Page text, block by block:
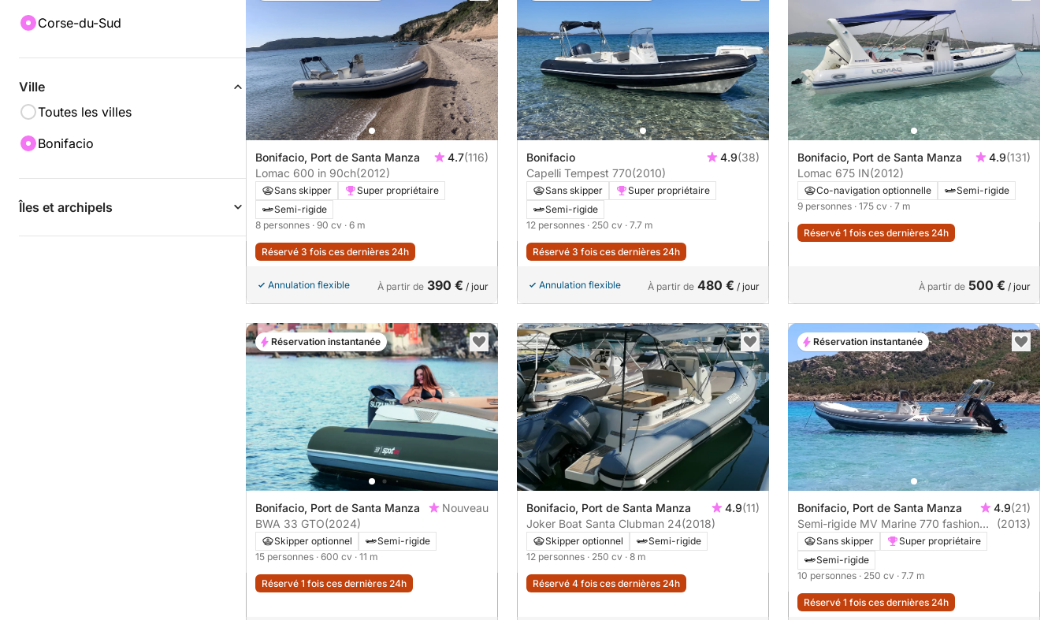
Corse-du-Sud
Ville
Toutes les villes
Bonifacio
Îles et archipels
Bonifacio, Port de Santa Manza 4.7(116)
Lomac 600 in 90ch(2012)
Sans skipper
Super propriétaire
Semi-rigide
8 personnes · 90 cv · 6 m
Réservé 3 fois ces dernières 24h
Annulation flexible À partir de 390 € / jour
Bonifacio 4.9(38)
Capelli Tempest 770(2010)
Sans skipper
Super propriétaire
Semi-rigide
12 personnes · 250 cv · 7.7 m
Réservé 3 fois ces dernières 24h
Annulation flexible À partir de 480 € / jour
Bonifacio, Port de Santa Manza 4.9(131)
Lomac 675 IN(2012)
Co-navigation optionnelle
Semi-rigide
9 personnes · 175 cv · 7 m
Réservé 1 fois ces dernières 24h
À partir de 500 € / jour
Bonifacio, Port de Santa Manza
Nouveau
BWA 33 GTO(2024)
Skipper optionnel
Semi-rigide
15 personnes · 600 cv · 11 m
Réservé 1 fois ces dernières 24h
Réservation instantanée
Bonifacio, Port de Santa Manza 4.9(11)
Joker Boat Santa Clubman 24(2018)
Skipper optionnel
Semi-rigide
12 personnes · 250 cv · 8 m
Réservé 4 fois ces dernières 24h
Bonifacio, Port de Santa Manza 4.9(21)
Semi-rigide MV Marine 770 fashion
250cv
(2013)
Sans skipper
Super propriétaire
Semi-rigide
10 personnes · 250 cv · 7.7 m
Réservé 1 fois ces dernières 24h
Réservation instantanée